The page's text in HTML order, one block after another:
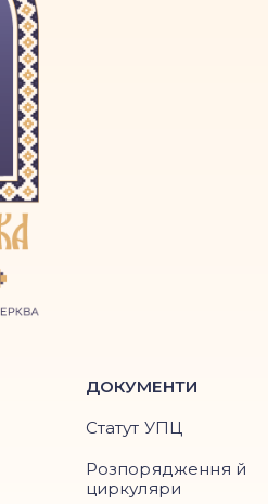
ДОКУМЕНТИ
Статут УПЦ
Розпорядження й
циркуляри